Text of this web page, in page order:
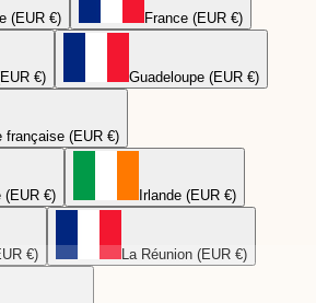
(EUR €) France (EUR €)
€) Guadeloupe (EUR €)
française (EUR €)
(EUR €) Irlande (EUR €)
€) La Réunion (EUR €)